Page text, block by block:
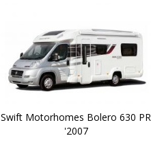
Swift Motorhomes Bolero 630 PR
'2007